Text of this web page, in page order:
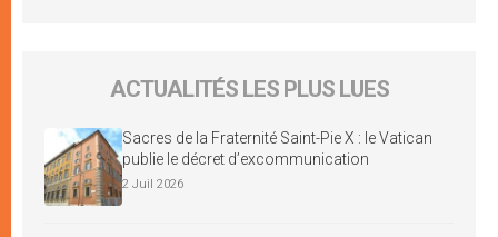
ACTUALITÉS LES PLUS LUES
Sacres de la Fraternité Saint-Pie X : le Vatican
publie le décret d’excommunication
2 Juil 2026